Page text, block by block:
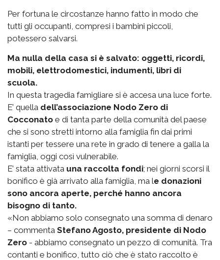
Per fortuna le circostanze hanno fatto in modo che
tutti gli occupanti, compresi i bambini piccoli,
potessero salvarsi.
Ma nulla della casa si è salvato: oggetti, ricordi,
mobili, elettrodomestici, indumenti, libri di
scuola.
In questa tragedia famigliare si è accesa una luce forte.
E’ quella dell’associazione Nodo Zero di
Cocconato e di tanta parte della comunità del paese
che si sono stretti intorno alla famiglia fin dai primi
istanti per tessere una rete in grado di tenere a galla la
famiglia, oggi così vulnerabile.
E’ stata attivata una raccolta fondi; nei giorni scorsi il
bonifico è già arrivato alla famiglia, ma le donazioni
sono ancora aperte, perché hanno ancora
bisogno di tanto.
«Non abbiamo solo consegnato una somma di denaro
– commenta Stefano Agosto, presidente di Nodo
Zero - abbiamo consegnato un pezzo di comunità. Tra
contanti e bonifico, tutto ciò che è stato raccolto è